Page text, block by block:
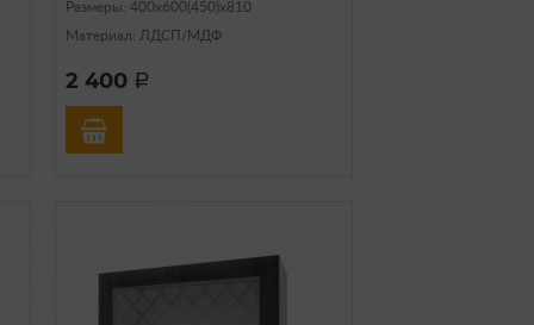
Размеры: 400х600(450)х810
Материал: ЛДСП/МДФ
2 400 a